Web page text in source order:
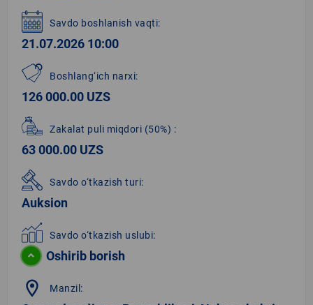
Savdo boshlanish vaqti:
21.07.2026 10:00
Boshlang‘ich narxi:
126 000.00 UZS
Zakalat puli miqdori (50%) :
63 000.00 UZS
Savdo o‘tkazish turi:
Auksion
Savdo o‘tkazish uslubi:
Oshirib borish
location_on Manzil: